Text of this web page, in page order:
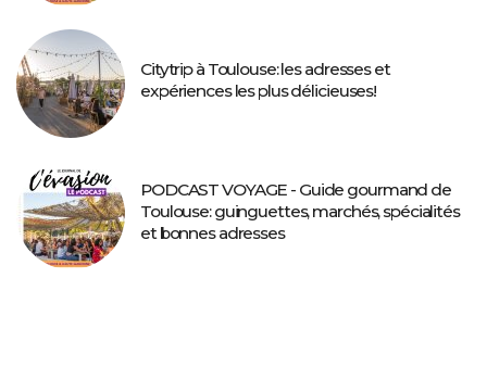
Citytrip à Toulouse: les adresses et
expériences les plus délicieuses!
PODCAST VOYAGE - Guide gourmand de
Toulouse: guinguettes, marchés, spécialités
et bonnes adresses